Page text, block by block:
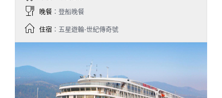
晚餐 ：登船晚餐
住宿 ：五星遊輪-世紀傳奇號